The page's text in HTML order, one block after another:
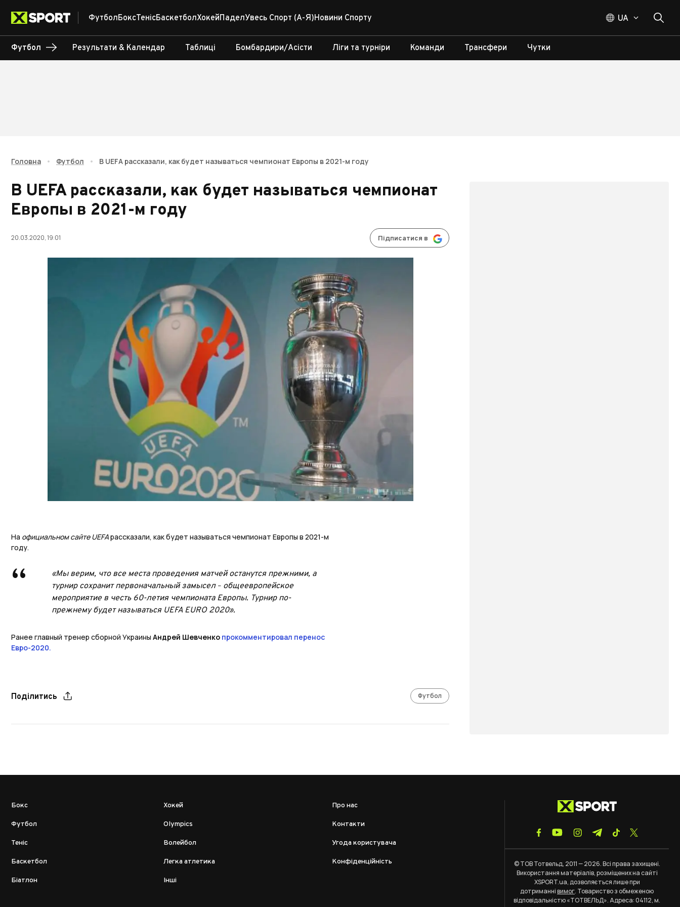
ФутболБоксТенісБаскетболХокейПаделУвесь Спорт (А-Я)Новини Спорту UA
Футбол Результати & Календар Таблиці Бомбардири/Асісти Ліги та турніри Команди Трансфери Чутки
Головна • Футбол • В UEFA рассказали, как будет называться чемпионат Европы в 2021-м году
В UEFA рассказали, как будет называться чемпионат
Европы в 2021-м году
20.03.2020, 19:01 Підписатися в
На официальном сайте UEFAрассказали, как будет называться чемпионат Европы в 2021-м
году.
«Мы верим, что все места проведения матчей останутся прежними, а
турнир сохранит первоначальный замысел – общеевропейское
мероприятие в честь 60-летия чемпионата Европы. Турнир по-
прежнему будет называться UEFA EURO 2020».
Ранее главный тренер сборной Украины Андрей Шевченко прокомментировал перенос
Евро-2020.
Поділитись Футбол
Бокс
Футбол
Теніс
Баскетбол
Біатлон
Хокей
Olympics
Волейбол
Легка атлетика
Інші
Про нас
Контакти
Угода користувача
Конфіденційність
© ТОВ Тотвельд, 2011 — 2026. Всі права захищені.
Використання матеріалів, розміщених на сайті
XSPORT.ua, дозволяється лише при
дотриманнівимог. Товариство з обмеженою
відповідальністю «ТОТВЕЛЬД». Адреса: 04112, м.